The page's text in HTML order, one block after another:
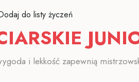
do listy życzeń
i lekkość zapewnią